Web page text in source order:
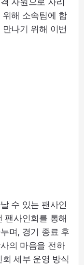
해 소속팀에 합
나기 위해 이번
수 있는 팬사인
팬사인회를 통해
며, 경기 종료 후
의 마음을 전하
세부 운영 방식